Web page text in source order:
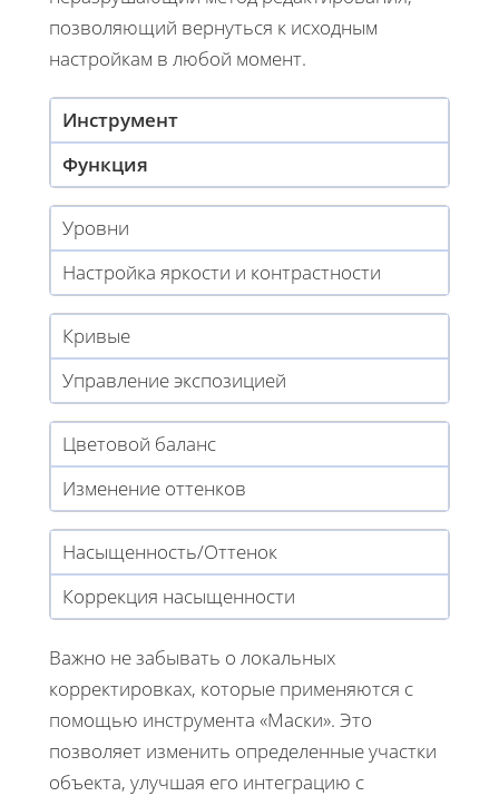
позволяющий вернуться к исходным
настройкам в любой момент.
Инструмент
Функция
Уровни
Настройка яркости и контрастности
Кривые
Управление экспозицией
Цветовой баланс
Изменение оттенков
Насыщенность/Оттенок
Коррекция насыщенности
Важно не забывать о локальных
корректировках, которые применяются с
помощью инструмента «Маски». Это
позволяет изменить определенные участки
объекта, улучшая его интеграцию с